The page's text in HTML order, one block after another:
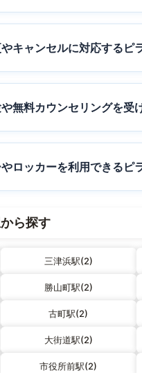
キャンセルに対応するピ
無料カウンセリングを受
ロッカーを利用できるピ
ら探す
三津浜駅(2)
勝山町駅(2)
古町駅(2)
大街道駅(2)
市役所前駅(2)